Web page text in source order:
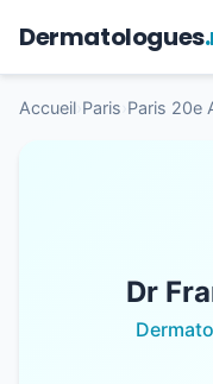
Dermatologues
Accueil Paris Paris 20e
Dr